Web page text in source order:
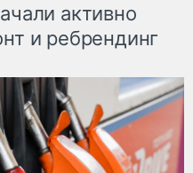
активно
и ребрендинг